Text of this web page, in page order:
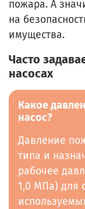
пожара. А
на
имущества.
Часто
насосах
Какое
насос?
Давление
типа и
рабочее
1,0 МПа) для